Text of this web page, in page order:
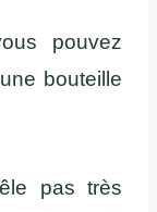
pouvez
bouteille
pas très